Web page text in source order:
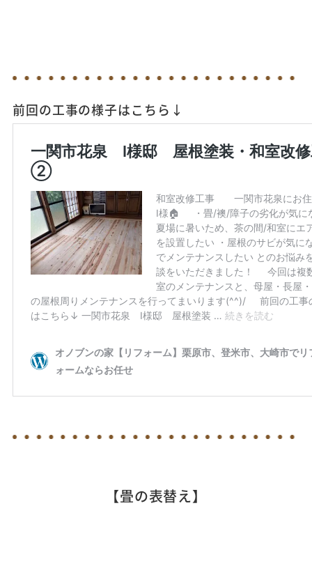
前回の工事の様子はこちら↓
【畳の表替え】